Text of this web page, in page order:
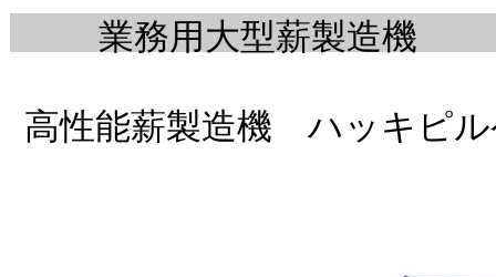
業務用大型薪製造機
高性能薪製造機 ハッキピル